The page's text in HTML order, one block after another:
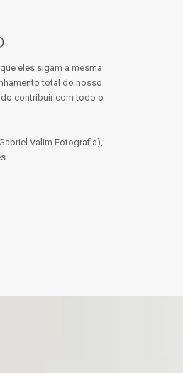
eles sigam a mesma
total do nosso
contribuir com todo o
Valim Fotografia),